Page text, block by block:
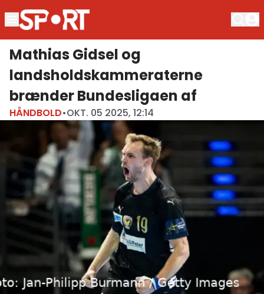
Mathias Gidsel og
landsholdskammeraterne
brænder Bundesligaen af
HÅNDBOLD•OKT. 05 2025, 12:14